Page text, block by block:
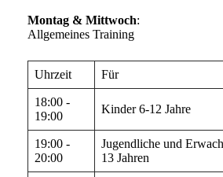
Montag & Mittwoch:
Allgemeines Training
Uhrzeit Für
18:00 -
19:00
Kinder 6-12 Jahre
19:00 -
20:00
Jugendliche und
13 Jahren